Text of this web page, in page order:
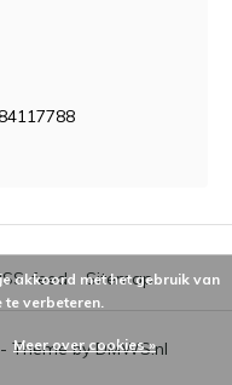
- Theme byDMWS.nl
feed Sitemap
akkoord met het gebruik van
verbeteren.
Meer over cookies »